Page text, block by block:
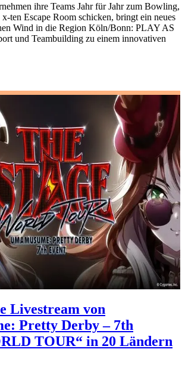
ihre Teams Jahr für Jahr zum Bowling,
ten Escape Room schicken, bringt ein neues
Wind in die Region Köln/Bonn: PLAY AS
und Teambuilding zu einem innovativen
Livestream von
Pretty Derby – 7th
TOUR“ in 20 Ländern